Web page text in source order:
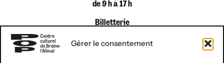
Gérer le consentement
de 9 h à 17 h
Billetterie
du lundi au vendredi